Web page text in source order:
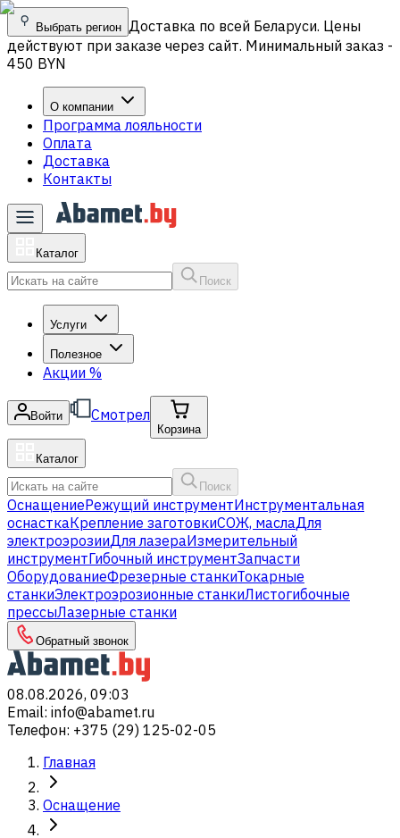
Выбрать регион Доставка по всей Беларуси. Цены
действуют при заказе через сайт. Минимальный заказ -
450 BYN
О компании
Программа лояльности
Оплата
Доставка
Контакты
Каталог
Поиск
Услуги
Полезное
Акции %
Войти Смотрел
Корзина
Каталог
Поиск
ОснащениеРежущий инструментИнструментальная
оснасткаКрепление заготовкиСОЖ, маслаДля
электроэрозииДля лазераИзмерительный
инструментГибочный инструментЗапчасти
ОборудованиеФрезерные станкиТокарные
станкиЭлектроэрозионные станкиЛистогибочные
прессыЛазерные станки
Обратный звонок
08.08.2026, 09:03
Email: info@abamet.ru
Телефон: +375 (29) 125-02-05
Главная
Оснащение